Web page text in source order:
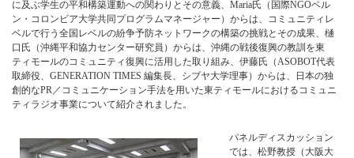
に及ぶ学生の平和構築運動への関わりとその意義、Maria氏（国際NGOベル
ン・コロンビア大学共同プログラムマネージャー）からは、コミュニティレ
ベルで行う全国レベルの紛争予防ネットワークの構築の挑戦とその成果、樋
口氏（沖縄平和協力センター研究員）からは、沖縄の戦後復興の教訓を東
ティモールのコミュニティ復興に活用した取り組み、伊藤氏（ASOBOT代表
取締役、GENERATION TIMES 編集長、シブヤ大学理事）からは、日本の独
創的なPR／コミュニケーション手法を用いた東ティモールにおけるコミュニ
ティラジオ事業について紹介されました。
パネルディスカッション
では、松野教授（大阪大